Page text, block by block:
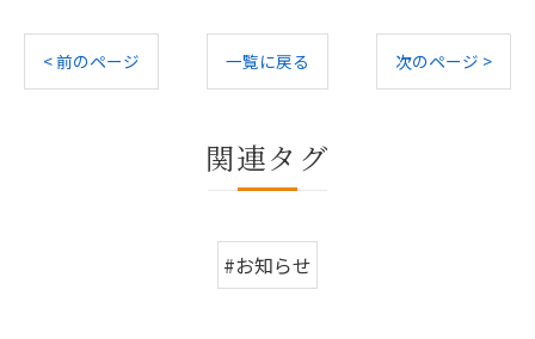
< 前のページ 一覧に戻る 次のページ >
関連タグ
#お知らせ